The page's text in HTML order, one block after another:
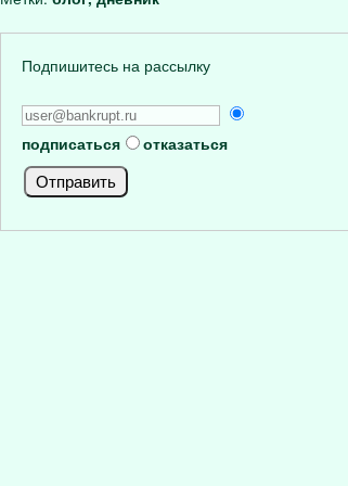
Подпишитесь на рассылку
подписаться отказаться